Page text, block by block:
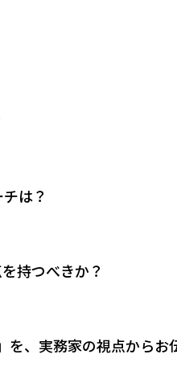
は？
持つべきか？
、実務家の視点からお